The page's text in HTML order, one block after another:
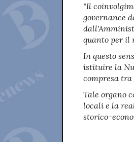
"Il
governance
quanto per il
In questo
istituire la
compresa tra
Tale organo
locali e la
storico-